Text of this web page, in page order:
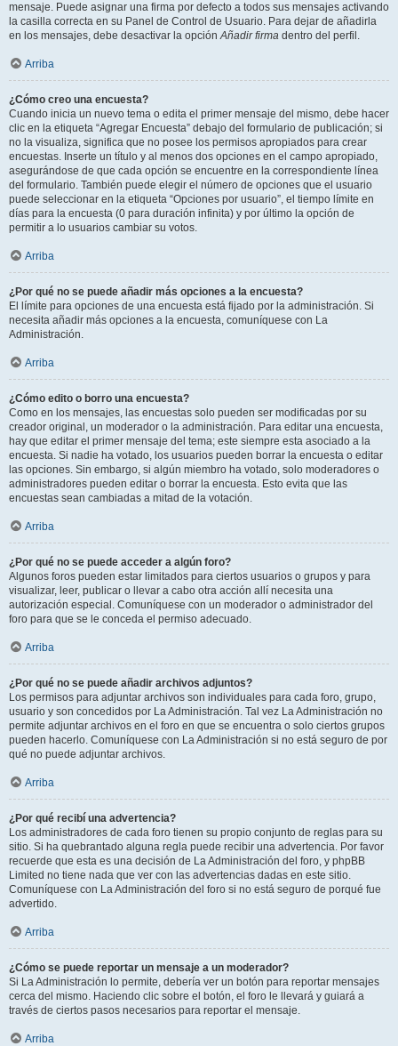
mensaje. Puede asignar una firma por defecto a todos sus mensajes activando
la casilla correcta en su Panel de Control de Usuario. Para dejar de añadirla
en los mensajes, debe desactivar la opciónAñadir firma dentro del perfil.
Arriba
¿Cómo creo una encuesta?
Cuando inicia un nuevo tema o edita el primer mensaje del mismo, debe hacer
clic en la etiqueta “Agregar Encuesta” debajo del formulario de publicación; si
no la visualiza, significa que no posee los permisos apropiados para crear
encuestas. Inserte un título y al menos dos opciones en el campo apropiado,
asegurándose de que cada opción se encuentre en la correspondiente línea
del formulario. También puede elegir el número de opciones que el usuario
puede seleccionar en la etiqueta “Opciones por usuario”, el tiempo límite en
días para la encuesta (0 para duración infinita) y por último la opción de
permitir a lo usuarios cambiar su votos.
Arriba
¿Por qué no se puede añadir más opciones a la encuesta?
El límite para opciones de una encuesta está fijado por la administración. Si
necesita añadir más opciones a la encuesta, comuníquese con La
Administración.
Arriba
¿Cómo edito o borro una encuesta?
Como en los mensajes, las encuestas solo pueden ser modificadas por su
creador original, un moderador o la administración. Para editar una encuesta,
hay que editar el primer mensaje del tema; este siempre esta asociado a la
encuesta. Si nadie ha votado, los usuarios pueden borrar la encuesta o editar
las opciones. Sin embargo, si algún miembro ha votado, solo moderadores o
administradores pueden editar o borrar la encuesta. Esto evita que las
encuestas sean cambiadas a mitad de la votación.
Arriba
¿Por qué no se puede acceder a algún foro?
Algunos foros pueden estar limitados para ciertos usuarios o grupos y para
visualizar, leer, publicar o llevar a cabo otra acción allí necesita una
autorización especial. Comuníquese con un moderador o administrador del
foro para que se le conceda el permiso adecuado.
Arriba
¿Por qué no se puede añadir archivos adjuntos?
Los permisos para adjuntar archivos son individuales para cada foro, grupo,
usuario y son concedidos por La Administración. Tal vez La Administración no
permite adjuntar archivos en el foro en que se encuentra o solo ciertos grupos
pueden hacerlo. Comuníquese con La Administración si no está seguro de por
qué no puede adjuntar archivos.
Arriba
¿Por qué recibí una advertencia?
Los administradores de cada foro tienen su propio conjunto de reglas para su
sitio. Si ha quebrantado alguna regla puede recibir una advertencia. Por favor
recuerde que esta es una decisión de La Administración del foro, y phpBB
Limited no tiene nada que ver con las advertencias dadas en este sitio.
Comuníquese con La Administración del foro si no está seguro de porqué fue
advertido.
Arriba
¿Cómo se puede reportar un mensaje a un moderador?
Si La Administración lo permite, debería ver un botón para reportar mensajes
cerca del mismo. Haciendo clic sobre el botón, el foro le llevará y guiará a
través de ciertos pasos necesarios para reportar el mensaje.
Arriba